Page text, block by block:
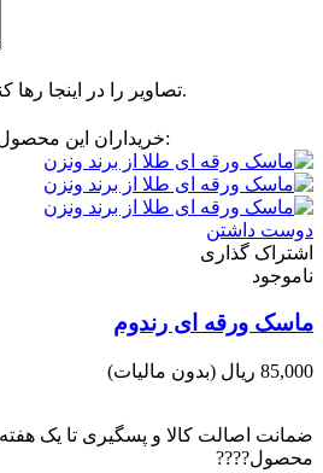
تصاویر را در اینجا رها کنید و یا برای آپلود کلیک کنید.
خریداران این محصول، این کالاها را نیز خریده اند:
دوست داشتن
اشتراک گذاری
ناموجود
ماسک ورقه ای رندوم
85,000 ریال (بدون مالیات)
ضمانت اصالت کالا و پسگیری تا یک
محصول????